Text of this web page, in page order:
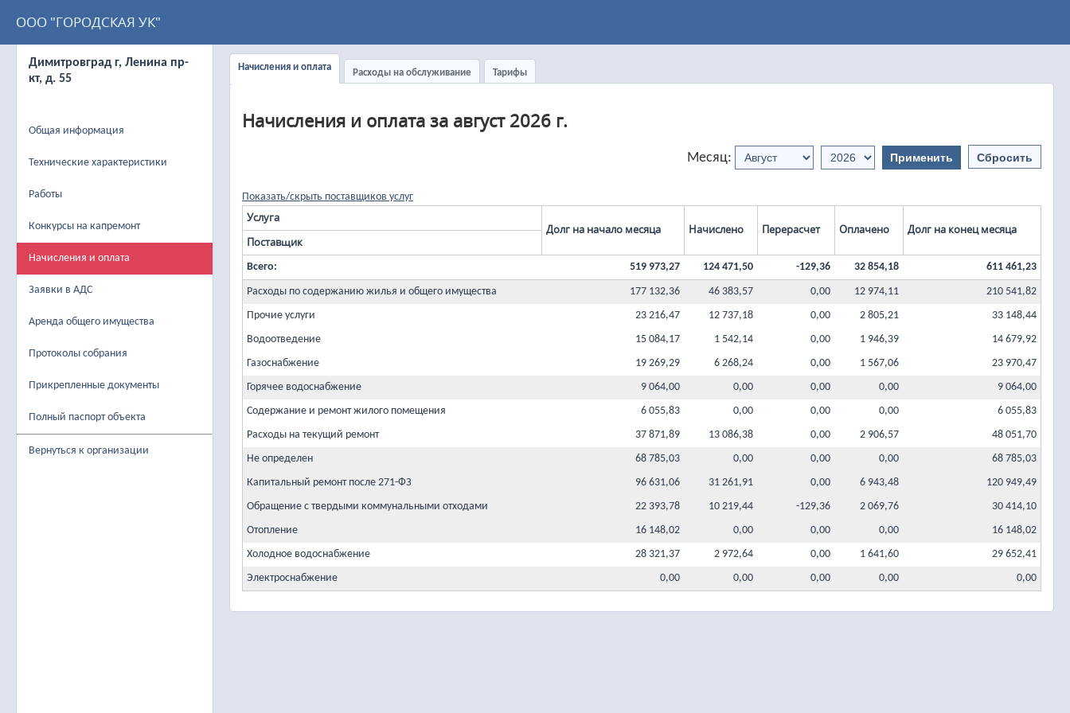
ООО "ГОРОДСКАЯ УК"
Димитровград г, Ленина пр-
кт, д. 55
Общая информация
Технические характеристики
Работы
Конкурсы на капремонт
Начисления и оплата
Заявки в АДС
Аренда общего имущества
Протоколы собрания
Прикрепленные документы
Полный паспорт объекта
Вернуться к организации
Начисления и оплата
Расходы на обслуживание Тарифы
Начисления и оплата за август 2026 г.
Месяц:
Показать/скрыть поставщиков услуг
Услуга
Долг на начало месяца
Начислено Перерасчет Оплачено
Долг на конец месяца
Поставщик
Всего: 519 973,27 124 471,50 -129,36 32 854,18 611 461,23
Расходы по содержанию жилья и общего имущества 177 132,36 46 383,57 0,00 12 974,11
210 541,82
Прочие услуги
23 216,47 12 737,18 0,00 2 805,21
33 148,44
Водоотведение
15 084,17 1 542,14 0,00 1 946,39
14 679,92
Газоснабжение
19 269,29 6 268,24 0,00 1 567,06
23 970,47
Горячее водоснабжение
9 064,00 0,00 0,00 0,00
9 064,00
Содержание и ремонт жилого помещения
6 055,83 0,00 0,00 0,00
6 055,83
Расходы на текущий ремонт
37 871,89 13 086,38 0,00 2 906,57
48 051,70
Не определен
68 785,03 0,00 0,00 0,00
68 785,03
Капитальный ремонт после 271-ФЗ
96 631,06 31 261,91 0,00 6 943,48
120 949,49
Обращение с твердыми коммунальными отходами
22 393,78 10 219,44 -129,36 2 069,76
30 414,10
Отопление
16 148,02 0,00 0,00 0,00
16 148,02
Холодное водоснабжение
28 321,37 2 972,64 0,00 1 641,60
29 652,41
Электроснабжение
0,00 0,00 0,00 0,00 0,00